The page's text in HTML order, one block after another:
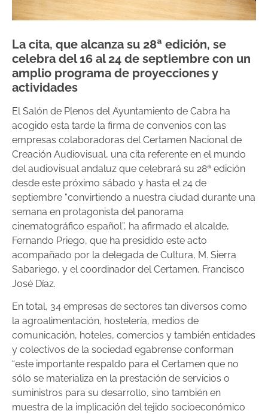
La cita, que alcanza su 28ª edición, se
celebra del 16 al 24 de septiembre con un
amplio programa de proyecciones y
actividades
El Salón de Plenos del Ayuntamiento de Cabra ha
acogido esta tarde la firma de convenios con las
empresas colaboradoras del Certamen Nacional de
Creación Audiovisual, una cita referente en el mundo
del audiovisual andaluz que celebrará su 28ª edición
desde este próximo sábado y hasta el 24 de
septiembre “convirtiendo a nuestra ciudad durante una
semana en protagonista del panorama
cinematográfico español”, ha afirmado el alcalde,
Fernando Priego, que ha presidido este acto
acompañado por la delegada de Cultura, M. Sierra
Sabariego, y el coordinador del Certamen, Francisco
José Díaz.
En total, 34 empresas de sectores tan diversos como
la agroalimentación, hostelería, medios de
comunicación, hoteles, comercios y también entidades
y colectivos de la sociedad egabrense conforman
“este importante respaldo para el Certamen que no
sólo se materializa en la prestación de servicios o
suministros para su desarrollo, sino también en
muestra de la implicación del tejido socioeconómico